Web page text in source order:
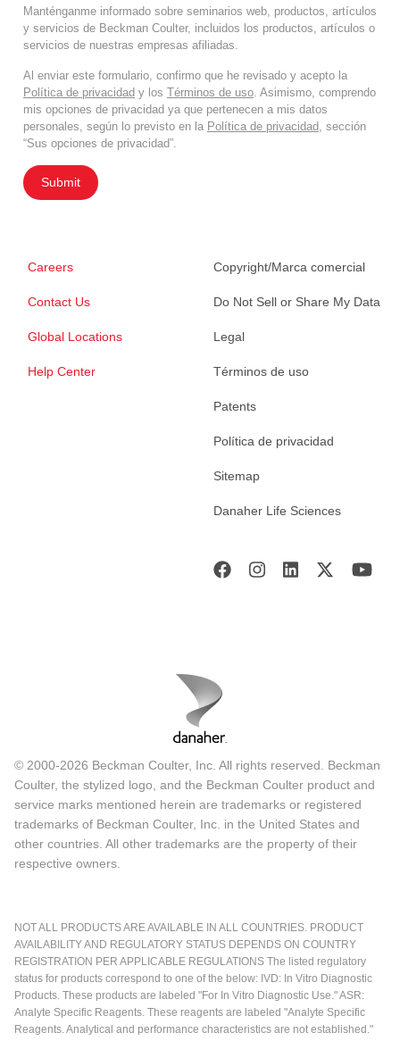
Manténganme informado sobre seminarios web, productos, artículos
y servicios de Beckman Coulter, incluidos los productos, artículos o
servicios de nuestras empresas afiliadas.
Al enviar este formulario, confirmo que he revisado y acepto la
Política de privacidad y los Términos de uso . Asimismo, comprendo
mis opciones de privacidad ya que pertenecen a mis datos
personales, según lo previsto en la Política de privacidad , sección
“Sus opciones de privacidad”.
Submit
Careers
Contact Us
Global Locations
Help Center
Copyright/Marca comercial
Do Not Sell or Share My Data
Legal
Términos de uso
Patents
Política de privacidad
Sitemap
Danaher Life Sciences
© 2000-2026 Beckman Coulter, Inc. All rights reserved. Beckman
Coulter, the stylized logo, and the Beckman Coulter product and
service marks mentioned herein are trademarks or registered
trademarks of Beckman Coulter, Inc. in the United States and
other countries. All other trademarks are the property of their
respective owners.
NOT ALL PRODUCTS ARE AVAILABLE IN ALL COUNTRIES. PRODUCT
AVAILABILITY AND REGULATORY STATUS DEPENDS ON COUNTRY
REGISTRATION PER APPLICABLE REGULATIONS The listed regulatory
status for products correspond to one of the below: IVD: In Vitro Diagnostic
Products. These products are labeled "For In Vitro Diagnostic Use." ASR:
Analyte Specific Reagents. These reagents are labeled "Analyte Specific
Reagents. Analytical and performance characteristics are not established."